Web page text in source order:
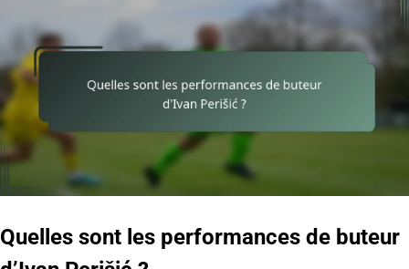
Quelles sont les performances de buteur